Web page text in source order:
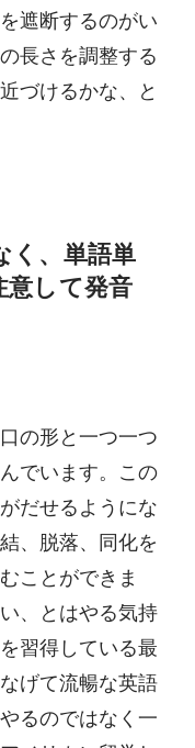
遮断するのがい
長さを調整する
づけるかな、と
く、単語単
意して発音
の形と一つ一つ
でいます。この
だせるようにな
、脱落、同化を
ことができま
、とはやる気持
習得している最
げて流暢な英語
るのではなく一